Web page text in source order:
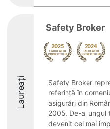
Laureați
Safety Broker
Safety Broker
referință în
asigurări din
2005. De-a lungul
devenit cel mai